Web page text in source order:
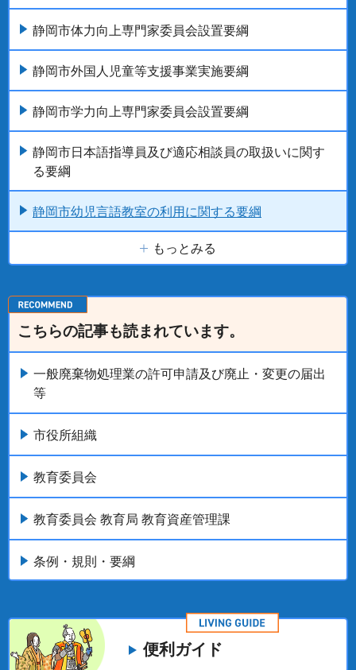
静岡市体力向上専門家委員会設置要綱
静岡市外国人児童等支援事業実施要綱
静岡市学力向上専門家委員会設置要綱
静岡市日本語指導員及び適応相談員の取扱いに関す
る要綱
静岡市幼児言語教室の利用に関する要綱
もっとみる
こちらの記事も読まれています。
一般廃棄物処理業の許可申請及び廃止・変更の届出
等
市役所組織
教育委員会
教育委員会 教育局 教育資産管理課
条例・規則・要綱
便利ガイド